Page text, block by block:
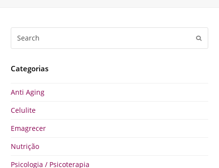
Categorias
Anti Aging
Celulite
Emagrecer
Nutrição
Psicologia / Psicoterapia